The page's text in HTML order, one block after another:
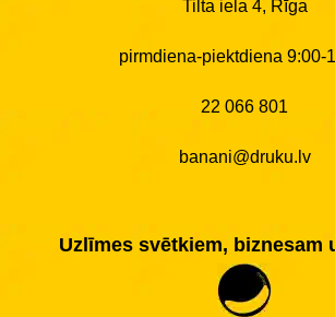
Tilta iela 4, Rīga
pirmdiena-piektdiena 9:00-
22 066 801
banani@druku.lv
Uzlīmes svētkiem, biznesam